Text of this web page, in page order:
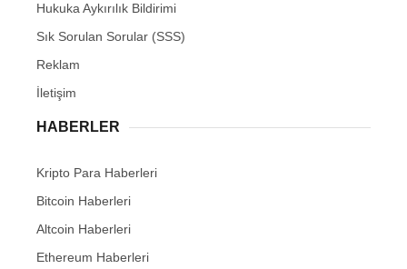
Hukuka Aykırılık Bildirimi
Sık Sorulan Sorular (SSS)
Reklam
İletişim
HABERLER
Kripto Para Haberleri
Bitcoin Haberleri
Altcoin Haberleri
Ethereum Haberleri